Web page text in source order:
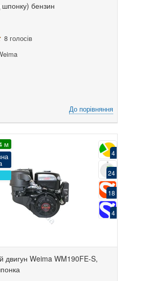
шпонку) бензин
8 голосів
До порівняння
м
4
24
18
4
двигун Weima WM190FE-S,